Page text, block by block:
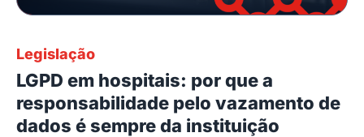
Legislação
LGPD em hospitais: por que a
responsabilidade pelo vazamento de
dados é sempre da instituição